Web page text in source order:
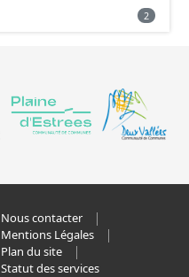
2
Nous contacter
Mentions Légales
Plan du site
Statut des services